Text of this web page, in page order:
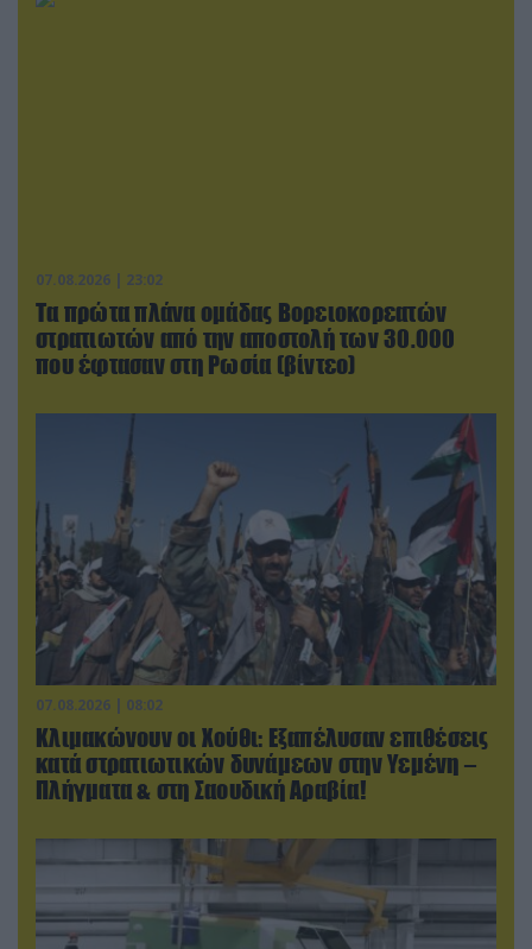
07.08.2026 | 23:02
Τα πρώτα πλάνα ομάδας Βορειοκορεατών
στρατιωτών από την αποστολή των 30.000
που έφτασαν στη Ρωσία (βίντεο)
07.08.2026 | 08:02
Κλιμακώνουν οι Χούθι: Eξαπέλυσαν επιθέσεις
κατά στρατιωτικών δυνάμεων στην Υεμένη –
Πλήγματα & στη Σαουδική Αραβία!